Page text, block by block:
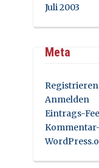
Juli 2003
Meta
Registrieren
Anmelden
Eintrags-